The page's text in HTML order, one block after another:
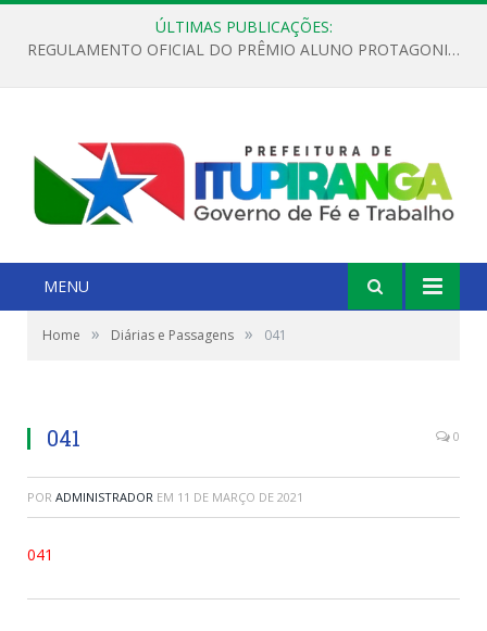
ÚLTIMAS PUBLICAÇÕES:
REGULAMENTO OFICIAL DO PRÊMIO ALUNO PROTAGONISTA – EDIÇÃO 2026
MENU
Home » Diárias e Passagens » 041
041 0
POR ADMINISTRADOR EM 11 DE MARÇO DE 2021
041